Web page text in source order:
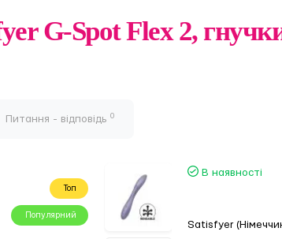
G-Spot Flex 2,
Питання - відповідь 0
Топ
Популярний
В наявності
Satisfyer